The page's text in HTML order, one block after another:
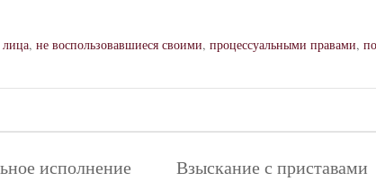
, не воспользовавшиеся своими, процессуальными правами,
исполнение Взыскание с приставами